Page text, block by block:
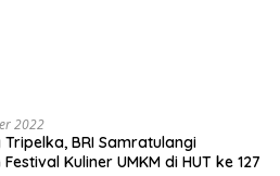
2022
Tripelka, BRI Samratulangi
Kuliner UMKM di HUT ke 127